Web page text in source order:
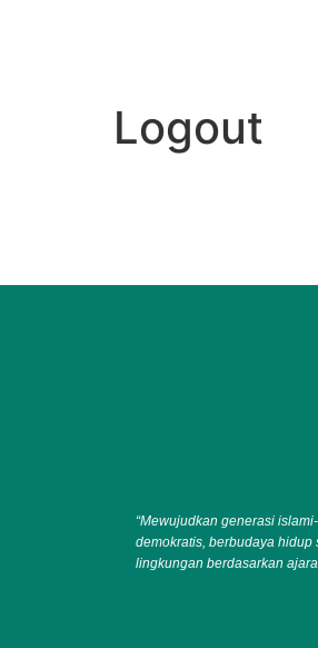
Logout
“Mewujudkan generasi
demokratis, berbudaya hidup
lingkungan berdasarkan